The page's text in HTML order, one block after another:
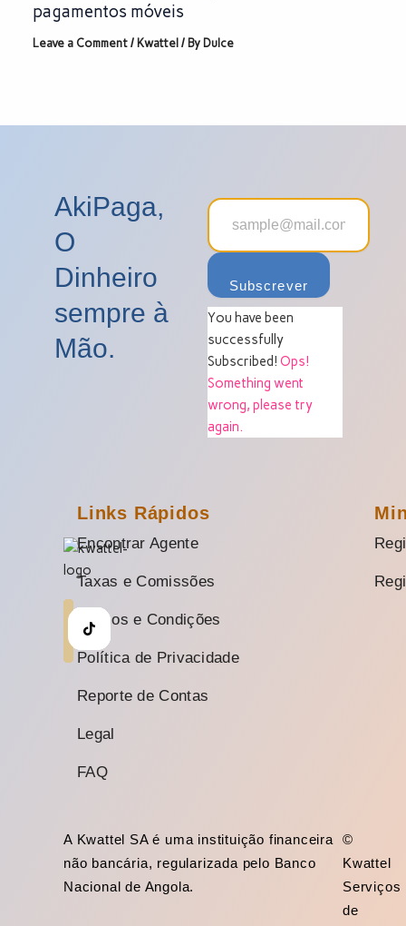
pagamentos móveis
Leave a Comment / Kwattel / By Dulce
AkiPaga,
O
Dinheiro
sempre à
Mão.
Subscrever
You have been
successfully
Subscribed! Ops!
Something went
wrong, please try
again.
Links Rápidos
Encontrar Agente
Taxas e Comissões
Termos e Condições
Política de Privacidade
Reporte de Contas
Legal
FAQ
A Kwattel SA é uma instituição financeira
não bancária, regularizada pelo Banco
Nacional de Angola.
©
Kwattel
Serviços
de